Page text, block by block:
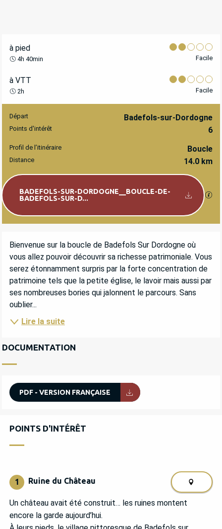
à pied
4h 40min Facile
à VTT
2h Facile
INFORMATIONS PRATIQUES
Départ Badefols-sur-Dordogne
Points d'intérêt 6
Profil de l’itinéraire Boucle
Distance 14.0 km
Documentation
BADEFOLS-SUR-DORDOGNE__BOUCLE-DE-
BADEFOLS-SUR-D...
DESCRIPTION
Bienvenue sur la boucle de Badefols Sur Dordogne où
vous allez pouvoir découvrir sa richesse patrimoniale. Vous
serez étonnamment surpris par la forte concentration de
patrimoine tels que la petite église, le lavoir mais aussi par
ses nombreuses bories qui jalonnent le parcours. Sans
oublier...
Lire la suite
DOCUMENTATION
PDF - VERSION FRANÇAISE
POINTS D'INTÉRÊT
POINTS D'INTÉRÊT
1 Ruine du Château
Un château avait été construit… les ruines montent
encore la garde aujourd’hui.